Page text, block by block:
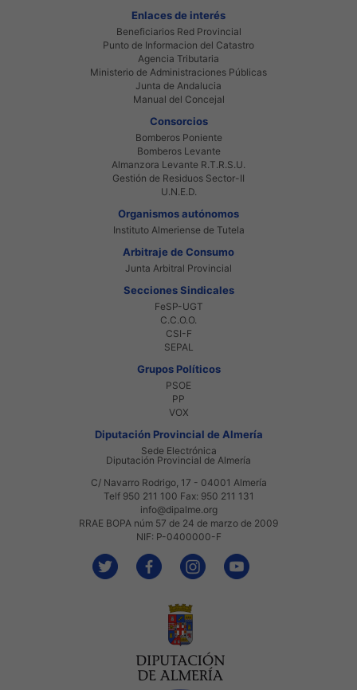
Enlaces de interés
Beneficiarios Red Provincial
Punto de Informacion del Catastro
Agencia Tributaria
Ministerio de Administraciones Públicas
Junta de Andalucia
Manual del Concejal
Consorcios
Bomberos Poniente
Bomberos Levante
Almanzora Levante R.T.R.S.U.
Gestión de Residuos Sector-II
U.N.E.D.
Organismos autónomos
Instituto Almeriense de Tutela
Arbitraje de Consumo
Junta Arbitral Provincial
Secciones Sindicales
FeSP-UGT
C.C.O.O.
CSI-F
SEPAL
Grupos Políticos
PSOE
PP
VOX
Diputación Provincial de Almería
Sede Electrónica
Diputación Provincial de Almería
C/ Navarro Rodrigo, 17 - 04001 Almería
Telf 950 211 100 Fax: 950 211 131
info@dipalme.org
RRAE BOPA núm 57 de 24 de marzo de 2009
NIF: P-0400000-F